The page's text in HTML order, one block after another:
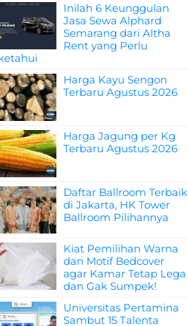
Inilah 6 Keunggulan
Jasa Sewa Alphard
Semarang dari Altha
Rent yang Perlu
Harga Kayu Sengon
Terbaru Agustus 2026
Harga Jagung per Kg
Terbaru Agustus 2026
Daftar Ballroom Terbaik
di Jakarta, HK Tower
Ballroom Pilihannya
Kiat Pemilihan Warna
dan Motif Bedcover
agar Kamar Tetap Lega
dan Gak Sumpek!
Universitas Pertamina
Sambut 15 Talenta